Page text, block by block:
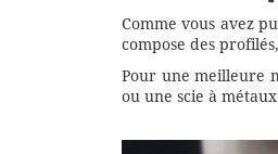
Comme vous avez
compose des
Pour une meilleure
ou une scie à